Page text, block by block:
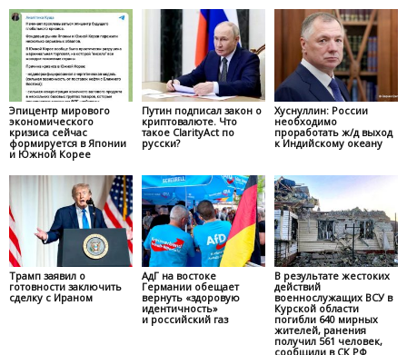
Эпицентр мирового
экономического
кризиса сейчас
формируется в Японии
и Южной Корее
Путин подписал закон о
криптовалюте. Что
такое ClarityAct по
русски?
Хуснуллин: России
необходимо
проработать ж/д выход
к Индийскому океану
Трамп заявил о
готовности заключить
сделку с Ираном
АдГ на востоке
Германии обещает
вернуть «здоровую
идентичность»
и российский газ
В результате жестоких
действий
военнослужащих ВСУ в
Курской области
погибли 640 мирных
жителей, ранения
получил 561 человек,
сообщили в СК РФ